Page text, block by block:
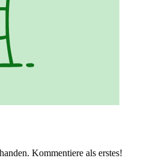
Kommentiere als erstes!